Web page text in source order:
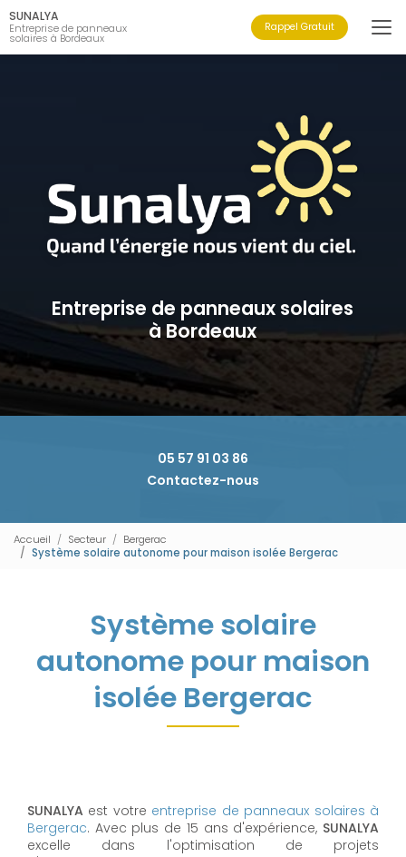
Aller
au
contenu
principal
SUNALYA
Entreprise de panneaux
solaires à Bordeaux
Rappel Gratuit
Entreprise de panneaux solaires
à Bordeaux
05 57 91 03 86
Contactez-nous
Accueil Secteur
Bergerac
Système solaire autonome pour maison isolée Bergerac
Système solaire
autonome pour maison
isolée Bergerac
SUNALYA est votre entreprise de panneaux solaires à
Bergerac. Avec plus de 15 ans d'expérience, SUNALYA
excelle dans l'optimisation de projets